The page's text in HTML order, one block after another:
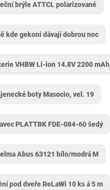
brýle ATTCL polarizované
kde gekoni dávají dobrou noc
VHBW Li-ion 14.8V 2200 mAh
boty Masocio, vel. 19
PLATTBK FDE-084-60 šedý
Abus ‎63121 bílo/modrá M
pod dveře ReLaWi 10 ks á 5 m